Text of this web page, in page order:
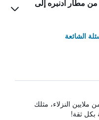
مطار ادنبره إلى
الشائعة
ملايين النزلاء، مثلك
بكل ثقة!